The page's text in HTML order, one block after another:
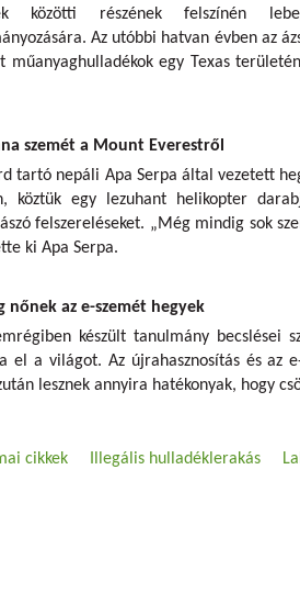
közötti részének felszínén
Az utóbbi hatvan évben az
műanyaghulladékok egy Texas
szemét a Mount Everestről
tartó nepáli Apa Serpa által vezetett
köztük egy lezuhant helikopter
felszereléseket. „Még mindig sok
ki Apa Serpa.
nőnek az e-szemét hegyek
készült tanulmány
el a világot. Az újrahasznosítás és az
lesznek annyira hatékonyak, hogy
cikkek Illegális hulladéklerakás